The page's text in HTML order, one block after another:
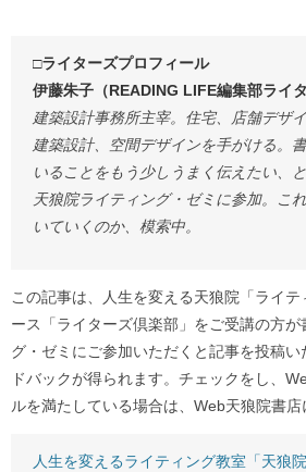
□ライターズプロフィール
伊藤朱子（READING LIFE編集部ライタ
建築設計事務所主宰。住宅、店舗デザ
建築設計、空間デザインを手がける。
いることをもう少しうまく伝えたい、
天狼院ライティング・ゼミに参加。こ
いていくのか、模索中。
この記事は、人生を変える天狼院「ライ
ース「ライターズ倶楽部」をご受講の方
グ・ゼミにご参加いただくと記事を投稿
ドバックが得られます。チェックをし、
ルを満たしている場合は、Web天狼院書店
人生を変えるライティング教室「天狼